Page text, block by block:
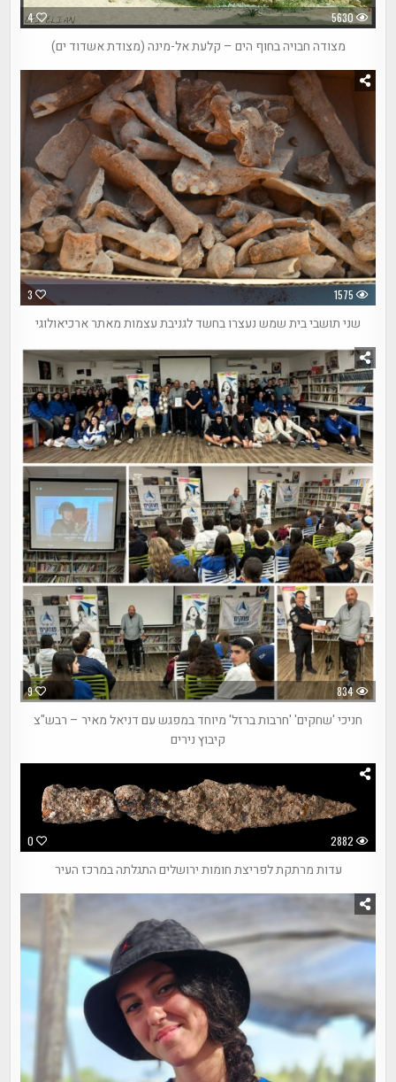
4 5630
מצודה חבויה בחוף הים – קלעת אל-מינה (מצודת אשדוד ים)
3 1575
שני תושבי בית שמש נעצרו בחשד לגניבת עצמות מאתר ארכיאולוגי
9 834
חניכי 'שחקים' 'חרבות ברזל' מיוחד במפגש עם דניאל מאיר – רבש"צ
קיבוץ נירים
0 2882
עדות מרתקת לפריצת חומות ירושלים התגלתה במרכז העיר